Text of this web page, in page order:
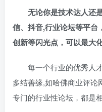
无论你是技术达人还
信、抖音,行业论坛等平台
创新等闪光点，可以最大
每一个行业的优秀人
多结善缘,如哈佛商业评
专门的行业性论坛，都是